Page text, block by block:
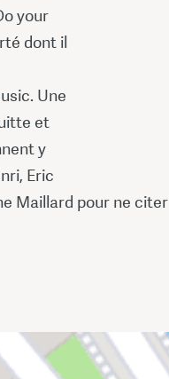
your
dont il
Une
et
y
Eric
Maillard pour ne citer